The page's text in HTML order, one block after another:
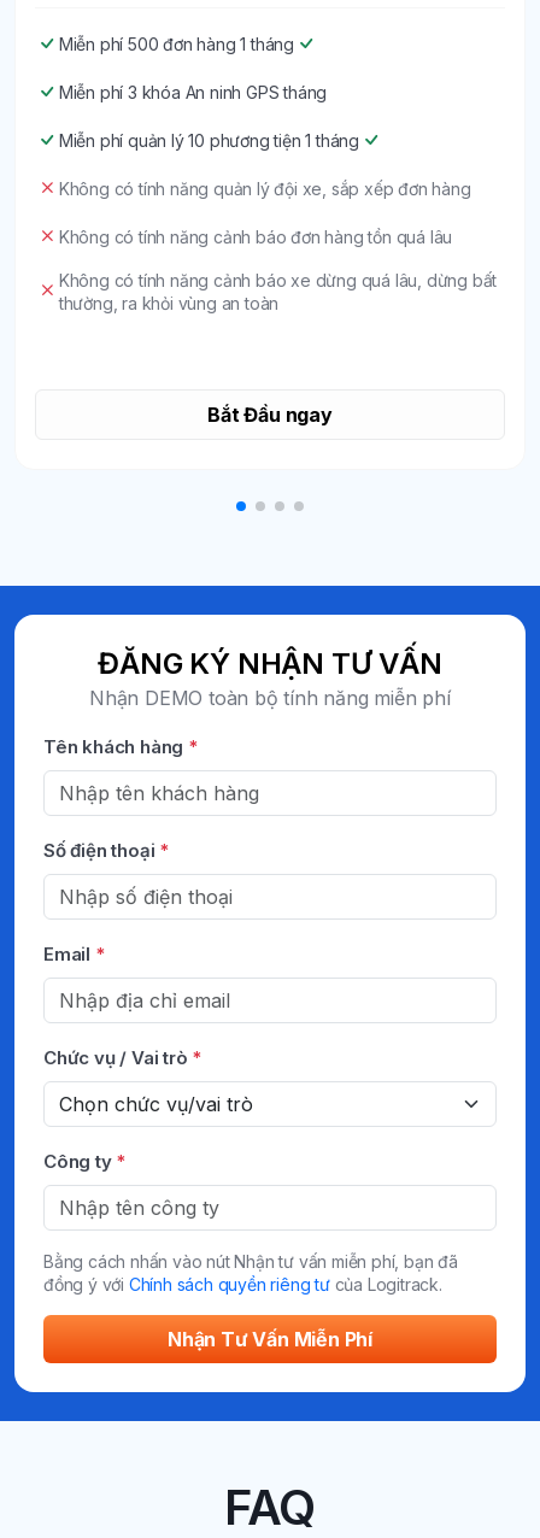
Miễn phí 500 đơn hàng 1 tháng
Miễn phí 3 khóa An ninh GPS tháng
Miễn phí quản lý 10 phương tiện 1 tháng
Không có tính năng quản lý đội xe, sắp xếp đơn hàng
Không có tính năng cảnh báo đơn hàng tồn quá lâu
Không có tính năng cảnh báo xe dừng quá lâu, dừng bất
thường, ra khỏi vùng an toàn
Bắt Đầu ngay
ĐĂNG KÝ NHẬN TƯ VẤN
Nhận DEMO toàn bộ tính năng miễn phí
Tên khách hàng *
Số điện thoại *
Email *
Chức vụ / Vai trò *
Công ty *
Bằng cách nhấn vào nút Nhận tư vấn miễn phí, bạn đã
đồng ý với Chính sách quyền riêng tư của Logitrack.
Nhận Tư Vấn Miễn Phí
FAQ